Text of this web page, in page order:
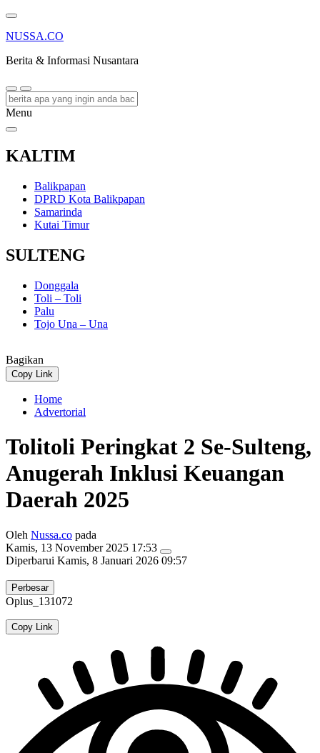
NUSSA.CO
Berita & Informasi Nusantara
Menu
KALTIM
Balikpapan
DPRD Kota Balikpapan
Samarinda
Kutai Timur
SULTENG
Donggala
Toli – Toli
Palu
Tojo Una – Una
Bagikan
Copy Link
Home
Advertorial
Tolitoli Peringkat 2 Se-Sulteng,
Anugerah Inklusi Keuangan
Daerah 2025
Oleh Nussa.co pada
Kamis, 13 November 2025 17:53
Diperbarui Kamis, 8 Januari 2026 09:57
Perbesar
Oplus_131072
Copy Link